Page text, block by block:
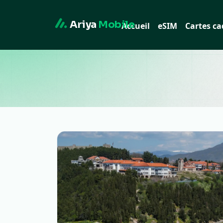
Ariya MobileAccueil eSIM Cartes